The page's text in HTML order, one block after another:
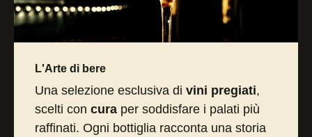
L'Arte di bere
Una selezione esclusiva di vini pregiati,
scelti con cura per soddisfare i palati più
raffinati. Ogni bottiglia racconta una storia